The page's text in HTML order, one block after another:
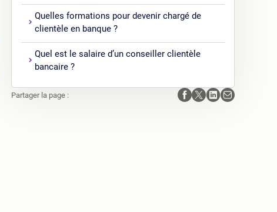
Quelles formations pour devenir chargé de
clientèle en banque ?
Quel est le salaire d’un conseiller clientèle
bancaire ?
Partager la page :